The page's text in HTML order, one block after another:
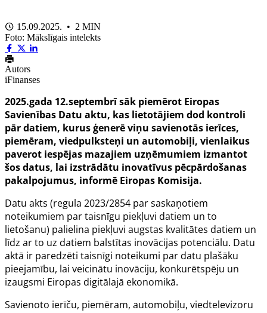
15.09.2025. • 2 MIN
Foto: Mākslīgais intelekts
Autors
iFinanses
2025.gada 12.septembrī sāk piemērot Eiropas
Savienības Datu aktu, kas lietotājiem dod kontroli
pār datiem, kurus ģenerē viņu savienotās ierīces,
piemēram, viedpulksteņi un automobiļi, vienlaikus
paverot iespējas mazajiem uzņēmumiem izmantot
šos datus, lai izstrādātu inovatīvus pēcpārdošanas
pakalpojumus, informē Eiropas Komisija.
Datu akts (regula 2023/2854 par saskaņotiem
noteikumiem par taisnīgu piekļuvi datiem un to
lietošanu) palielina piekļuvi augstas kvalitātes datiem un
līdz ar to uz datiem balstītas inovācijas potenciālu. Datu
aktā ir paredzēti taisnīgi noteikumi par datu plašāku
pieejamību, lai veicinātu inovāciju, konkurētspēju un
izaugsmi Eiropas digitālajā ekonomikā.
Savienoto ierīču, piemēram, automobiļu, viedtelevizoru